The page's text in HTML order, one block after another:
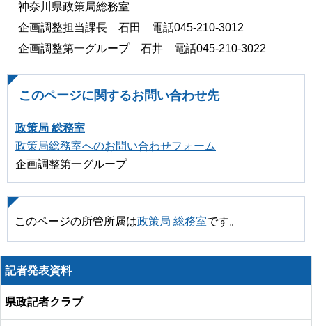
神奈川県政策局総務室
企画調整担当課長 石田 電話045-210-3012
企画調整第一グループ 石井 電話045-210-3022
このページに関するお問い合わせ先
政策局 総務室
政策局総務室へのお問い合わせフォーム
企画調整第一グループ
このページの所管所属は政策局 総務室です。
記者発表資料
県政記者クラブ